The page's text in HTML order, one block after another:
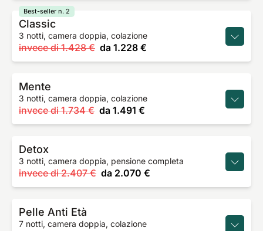
Classic
3 notti, camera doppia, colazione
invece di 1.428 € da 1.228 €
Best-seller n. 2
Mente
3 notti, camera doppia, colazione
invece di 1.734 € da 1.491 €
Detox
3 notti, camera doppia, pensione completa
invece di 2.407 € da 2.070 €
Pelle Anti Età
7 notti, camera doppia, colazione